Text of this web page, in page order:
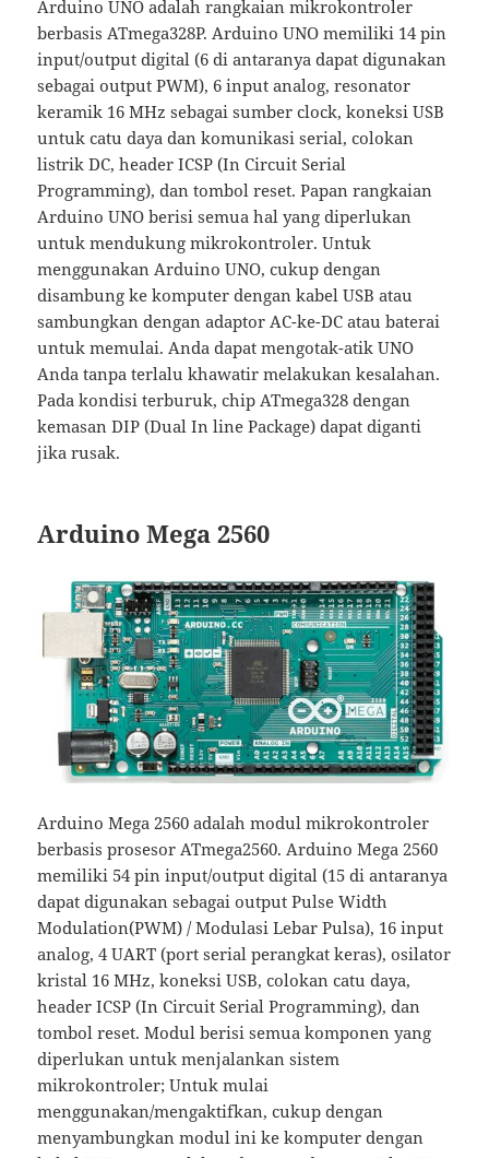
Arduino UNO adalah rangkaian mikrokontroler
berbasis ATmega328P. Arduino UNO memiliki 14 pin
input/output digital (6 di antaranya dapat digunakan
sebagai output PWM), 6 input analog, resonator
keramik 16 MHz sebagai sumber clock, koneksi USB
untuk catu daya dan komunikasi serial, colokan
listrik DC, header ICSP (In Circuit Serial
Programming), dan tombol reset. Papan rangkaian
Arduino UNO berisi semua hal yang diperlukan
untuk mendukung mikrokontroler. Untuk
menggunakan Arduino UNO, cukup dengan
disambung ke komputer dengan kabel USB atau
sambungkan dengan adaptor AC-ke-DC atau baterai
untuk memulai. Anda dapat mengotak-atik UNO
Anda tanpa terlalu khawatir melakukan kesalahan.
Pada kondisi terburuk, chip ATmega328 dengan
kemasan DIP (Dual In line Package) dapat diganti
jika rusak.
Arduino Mega 2560
Arduino Mega 2560 adalah modul mikrokontroler
berbasis prosesor ATmega2560. Arduino Mega 2560
memiliki 54 pin input/output digital (15 di antaranya
dapat digunakan sebagai output Pulse Width
Modulation(PWM) / Modulasi Lebar Pulsa), 16 input
analog, 4 UART (port serial perangkat keras), osilator
kristal 16 MHz, koneksi USB, colokan catu daya,
header ICSP (In Circuit Serial Programming), dan
tombol reset. Modul berisi semua komponen yang
diperlukan untuk menjalankan sistem
mikrokontroler; Untuk mulai
menggunakan/mengaktifkan, cukup dengan
menyambungkan modul ini ke komputer dengan